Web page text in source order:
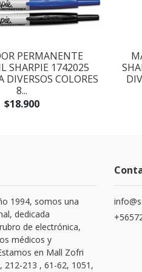
PERMANENTE
SHARPIE 1742025
COLORES
8...
$18.900
1994, somos una
dedicada
de electrónica,
médicos y
en Mall Zofri
212-213 , 61-62, 1051,